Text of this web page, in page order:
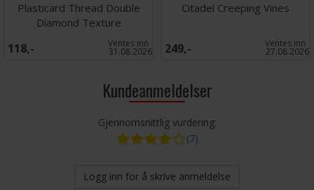
Plasticard Thread Double
Diamond Texture
118,- Ventes inn
31.08.2026
Citadel Creeping Vines
249,- Ventes inn
27.08.2026
Kundeanmeldelser
Gjennomsnittlig vurdering:
(7)
Logg inn for å skrive anmeldelse